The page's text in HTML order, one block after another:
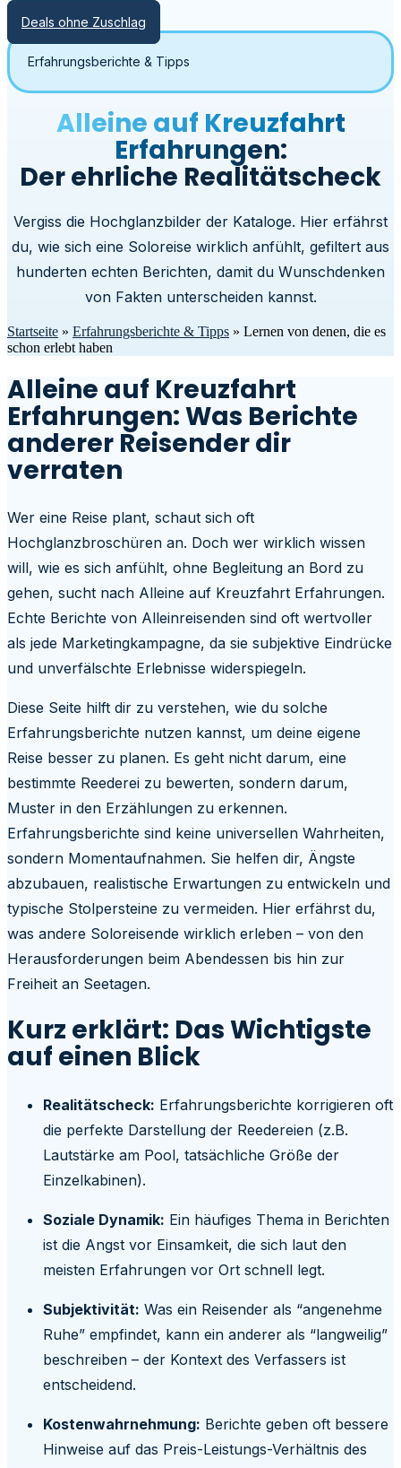
Deals ohne Zuschlag
Erfahrungsberichte & Tipps
Alleine auf Kreuzfahrt
Erfahrungen:
Der ehrliche Realitätscheck
Vergiss die Hochglanzbilder der Kataloge. Hier erfährst
du, wie sich eine Soloreise wirklich anfühlt, gefiltert aus
hunderten echten Berichten, damit du Wunschdenken
von Fakten unterscheiden kannst.
Startseite » Erfahrungsberichte & Tipps » Lernen von denen, die es
schon erlebt haben
Alleine auf Kreuzfahrt
Erfahrungen: Was Berichte
anderer Reisender dir
verraten
Wer eine Reise plant, schaut sich oft
Hochglanzbroschüren an. Doch wer wirklich wissen
will, wie es sich anfühlt, ohne Begleitung an Bord zu
gehen, sucht nach Alleine auf Kreuzfahrt Erfahrungen.
Echte Berichte von Alleinreisenden sind oft wertvoller
als jede Marketingkampagne, da sie subjektive Eindrücke
und unverfälschte Erlebnisse widerspiegeln.
Diese Seite hilft dir zu verstehen, wie du solche
Erfahrungsberichte nutzen kannst, um deine eigene
Reise besser zu planen. Es geht nicht darum, eine
bestimmte Reederei zu bewerten, sondern darum,
Muster in den Erzählungen zu erkennen.
Erfahrungsberichte sind keine universellen Wahrheiten,
sondern Momentaufnahmen. Sie helfen dir, Ängste
abzubauen, realistische Erwartungen zu entwickeln und
typische Stolpersteine zu vermeiden. Hier erfährst du,
was andere Soloreisende wirklich erleben – von den
Herausforderungen beim Abendessen bis hin zur
Freiheit an Seetagen.
Kurz erklärt: Das Wichtigste
auf einen Blick
Realitätscheck: Erfahrungsberichte korrigieren oft
die perfekte Darstellung der Reedereien (z.B.
Lautstärke am Pool, tatsächliche Größe der
Einzelkabinen).
Soziale Dynamik: Ein häufiges Thema in Berichten
ist die Angst vor Einsamkeit, die sich laut den
meisten Erfahrungen vor Ort schnell legt.
Subjektivität: Was ein Reisender als “angenehme
Ruhe” empfindet, kann ein anderer als “langweilig”
beschreiben – der Kontext des Verfassers ist
entscheidend.
Kostenwahrnehmung: Berichte geben oft bessere
Hinweise auf das Preis-Leistungs-Verhältnis des